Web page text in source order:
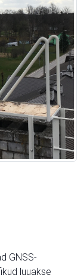
GNSS-
luuakse